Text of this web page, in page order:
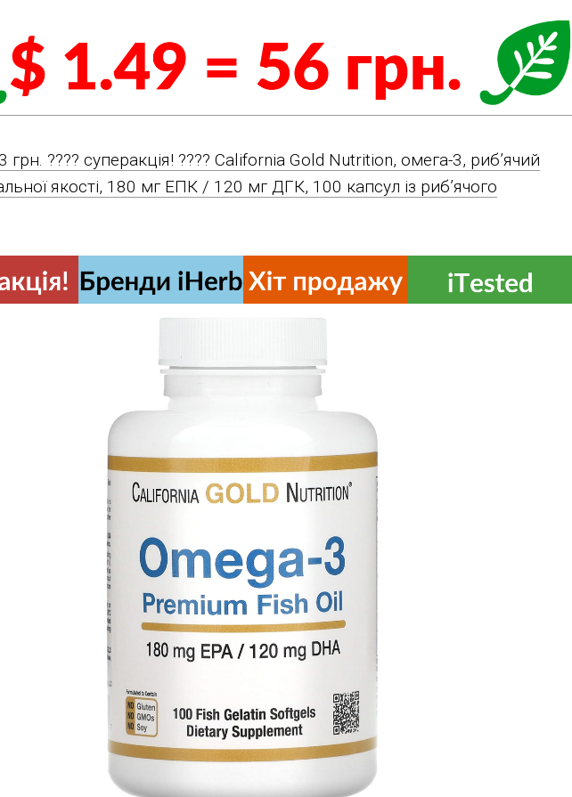
грн. ???? cуперакція! ???? California Gold Nutrition, омега-3, риб’ячий
якості, 180 мг ЕПК / 120 мг ДГК, 100 капсул із риб’ячого